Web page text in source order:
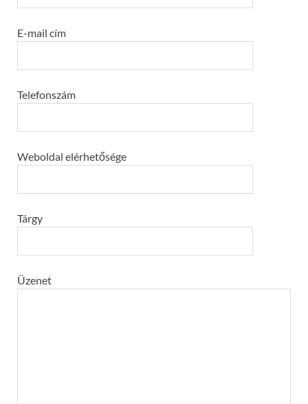
E-mail cím
Telefonszám
Weboldal elérhetősége
Tárgy
Üzenet